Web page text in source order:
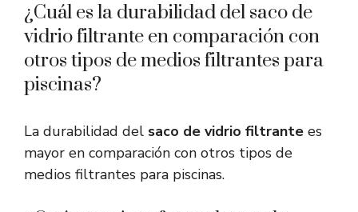
¿Cuál es la durabilidad del saco de
vidrio filtrante en comparación con
otros tipos de medios filtrantes para
piscinas?
La durabilidad del saco de vidrio filtrante es
mayor en comparación con otros tipos de
medios filtrantes para piscinas.